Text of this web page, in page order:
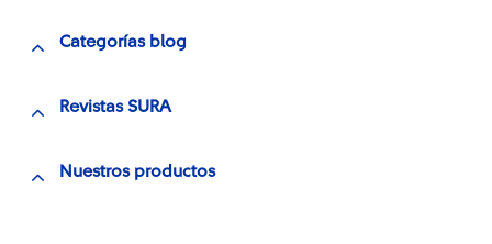
Categorías blog
Revistas SURA
Nuestros productos